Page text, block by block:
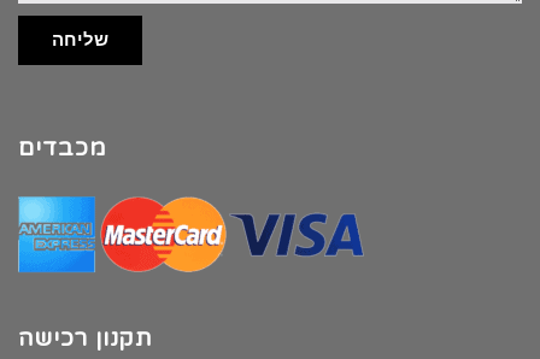
שליחה
מכבדים
תקנון רכישה